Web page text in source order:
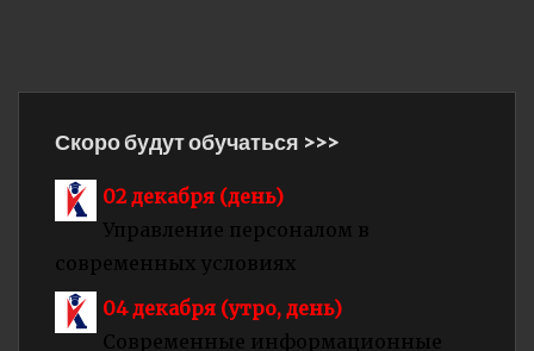
записям
Скоро будут обучаться >>>
02 декабря (день)
Управление персоналом в
современных условиях
04 декабря (утро, день)
Современные информационные